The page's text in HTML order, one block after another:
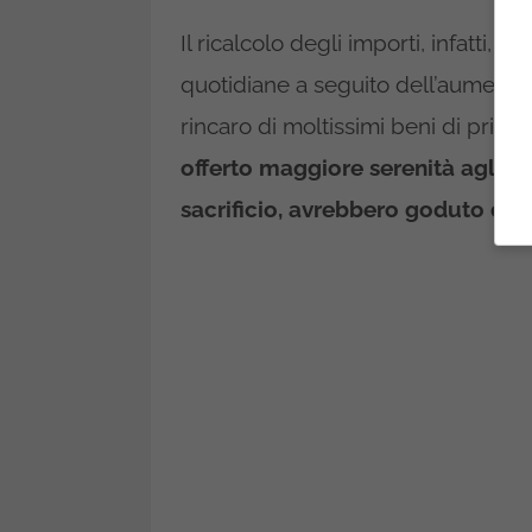
Il ricalcolo degli importi, infatti,
quotidiane a seguito
rincaro di moltissimi beni di prima
offerto maggiore serenità agli
sacrificio, avrebbero goduto